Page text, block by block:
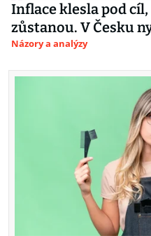
Inflace klesla pod
zůstanou. V Česku
Názory a analýzy